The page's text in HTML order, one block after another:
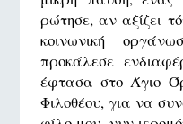
ρώτησε, αν αξίζει
κοινωνική
προκάλεσε
έφτασα στο Άγιο
Φιλοθέου, για να